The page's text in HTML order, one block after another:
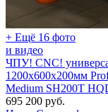
+ Ещё 16 фото
и видео
ЧПУ! CNC!
1200х600х200мм
Medium SH200T
695 200 руб.